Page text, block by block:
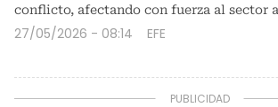
conflicto, afectando con fuerza al sector
27/05/2026 - 08:14 EFE